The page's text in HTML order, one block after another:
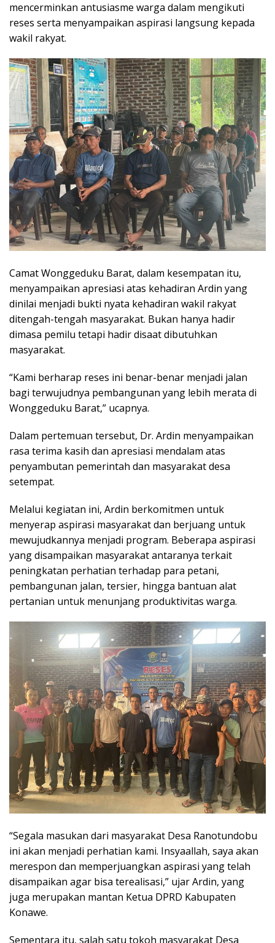
mencerminkan antusiasme warga dalam mengikuti
reses serta menyampaikan aspirasi langsung kepada
wakil rakyat.
Camat Wonggeduku Barat, dalam kesempatan itu,
menyampaikan apresiasi atas kehadiran Ardin yang
dinilai menjadi bukti nyata kehadiran wakil rakyat
ditengah-tengah masyarakat. Bukan hanya hadir
dimasa pemilu tetapi hadir disaat dibutuhkan
masyarakat.
“Kami berharap reses ini benar-benar menjadi jalan
bagi terwujudnya pembangunan yang lebih merata di
Wonggeduku Barat,” ucapnya.
Dalam pertemuan tersebut, Dr. Ardin menyampaikan
rasa terima kasih dan apresiasi mendalam atas
penyambutan pemerintah dan masyarakat desa
setempat.
Melalui kegiatan ini, Ardin berkomitmen untuk
menyerap aspirasi masyarakat dan berjuang untuk
mewujudkannya menjadi program. Beberapa aspirasi
yang disampaikan masyarakat antaranya terkait
peningkatan perhatian terhadap para petani,
pembangunan jalan, tersier, hingga bantuan alat
pertanian untuk menunjang produktivitas warga.
“Segala masukan dari masyarakat Desa Ranotundobu
ini akan menjadi perhatian kami. Insyaallah, saya akan
merespon dan memperjuangkan aspirasi yang telah
disampaikan agar bisa terealisasi,” ujar Ardin, yang
juga merupakan mantan Ketua DPRD Kabupaten
Konawe.
Sementara itu, salah satu tokoh masyarakat Desa